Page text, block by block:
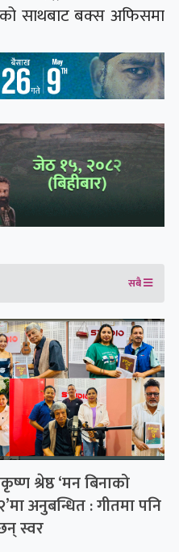
साथबाट बक्स अफिसमा
सबै
श्रेष्ठ ‘मन बिनाको
अनुबन्धित : गीतमा पनि
स्वर